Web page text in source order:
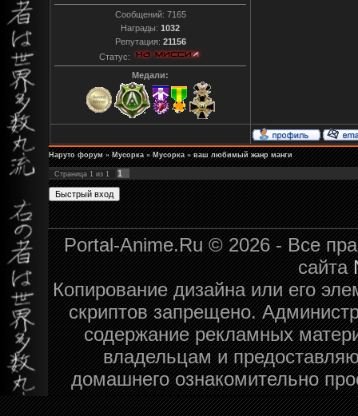
Сообщений: 7165
Награды: 1032
Репутация: 21156
Статус:
Медали:
Наруто форум » Мусорка » Мусорка » ваш любимый жанр манги
Страница 1 из 1 1
Portal-Anime.Ru © 2026 - Все
сайта
Копирование дизайна или его
скриптов запрещено.
содержание рекламных
владельцам и
домашнего ознакомительно